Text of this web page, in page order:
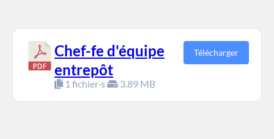
Chef-fe d'équipe
entrepôt
1 fichier·s 3.89 MB
Télécharger